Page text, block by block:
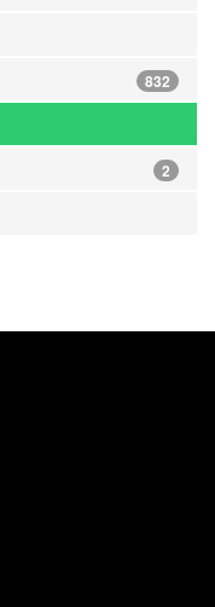
832
2